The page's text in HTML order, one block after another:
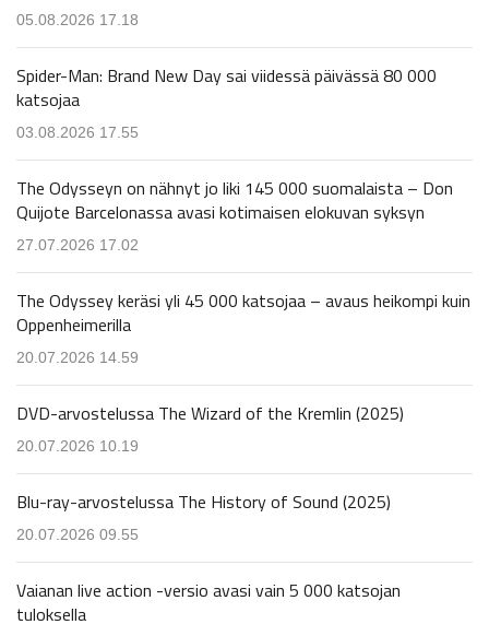
05.08.2026 17.18
Spider-Man: Brand New Day sai viidessä päivässä 80 000
katsojaa
03.08.2026 17.55
The Odysseyn on nähnyt jo liki 145 000 suomalaista – Don
Quijote Barcelonassa avasi kotimaisen elokuvan syksyn
27.07.2026 17.02
The Odyssey keräsi yli 45 000 katsojaa – avaus heikompi kuin
Oppenheimerilla
20.07.2026 14.59
DVD-arvostelussa The Wizard of the Kremlin (2025)
20.07.2026 10.19
Blu-ray-arvostelussa The History of Sound (2025)
20.07.2026 09.55
Vaianan live action -versio avasi vain 5 000 katsojan
tuloksella